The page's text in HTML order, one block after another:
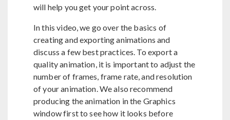
will help you get your point across.
In this video, we go over the basics of
creating and exporting animations and
discuss a few best practices. To export a
quality animation, it is important to adjust the
number of frames, frame rate, and resolution
of your animation. We also recommend
producing the animation in the Graphics
window first to see how it looks before